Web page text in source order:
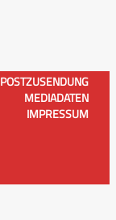
POSTZUSENDUNG
MEDIADATEN
IMPRESSUM